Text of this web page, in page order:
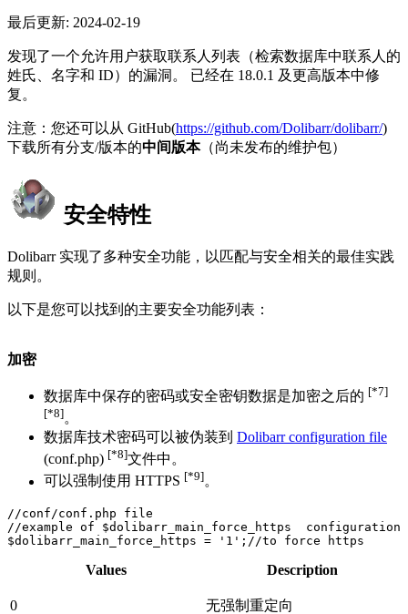
最后更新: 2024-02-19
发现了一个允许用户获取联系人列表（检索数据库中联系人的
姓氏、名字和 ID）的漏洞。 已经在 18.0.1 及更高版本中修
复。
注意：您还可以从 GitHub(https://github.com/Dolibarr/dolibarr/)
下载所有分支/版本的中间版本（尚未发布的维护包）
安全特性
Dolibarr 实现了多种安全功能，以匹配与安全相关的最佳实践
规则。
以下是您可以找到的主要安全功能列表：
加密
数据库中保存的密码或安全密钥数据是加密之后的 [*7]
[*8]。
数据库技术密码可以被伪装到 Dolibarr configuration file
(conf.php) [*8]文件中。
可以强制使用 HTTPS [*9]。
//conf/conf.php file
//example of $dolibarr_main_force_https  configuration
$dolibarr_main_force_https = '1' ; //to force https
Values Description
0 无强制重定向